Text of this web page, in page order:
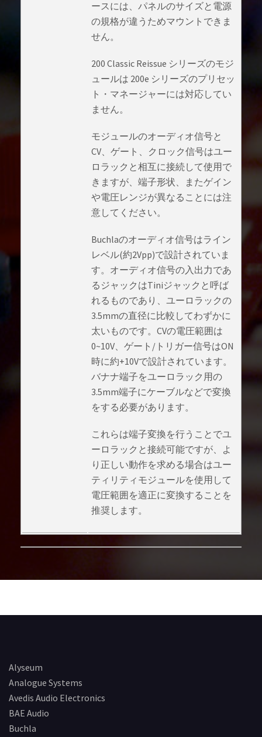
ースには、パネルのサイズと電源
の規格が違うためマウントできま
せん。
200 Classic Reissue シリーズのモジ
ュールは 200e シリーズのプリセッ
ト・マネージャーには対応してい
ません。
モジュールのオーディオ信号と
CV、ゲート、クロック信号はユー
ロラックと相互に接続して使用で
きますが、端子形状、またゲイン
や電圧レンジが異なることには注
意してください。
Buchlaのオーディオ信号はライン
レベル(約2Vpp)で設計されていま
す。オーディオ信号の入出力であ
るジャックはTiniジャックと呼ば
れるものであり、ユーロラックの
3.5mmの直径に比較してわずかに
太いものです。CVの電圧範囲は
0~10V、ゲート/トリガー信号はON
時に約+10Vで設計されています。
バナナ端子をユーロラック用の
3.5mm端子にケーブルなどで変換
をする必要があります。
これらは端子変換を行うことでユ
ーロラックと接続可能ですが、よ
り正しい動作を求める場合はユー
ティリティモジュールを使用して
電圧範囲を適正に変換することを
推奨します。
Alyseum
Analogue Systems
Avedis Audio Electronics
BAE Audio
Buchla